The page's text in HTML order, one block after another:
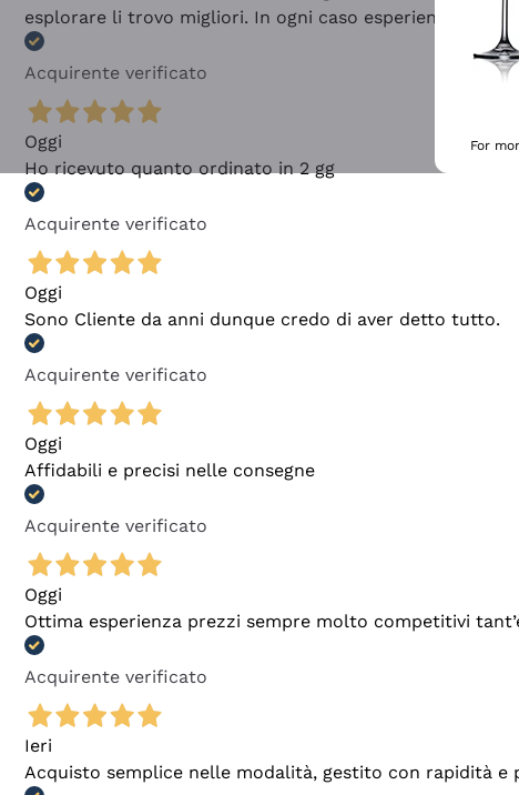
esplorare li trovo migliori. In ogni caso esperienza buona
Acquirente verificato
Oggi
Ho ricevuto quanto ordinato in 2 gg
Acquirente verificato
Oggi
Sono Cliente da anni dunque credo di aver detto tutto.
Acquirente verificato
Oggi
Affidabili e precisi nelle consegne
Acquirente verificato
Oggi
Ottima esperienza prezzi sempre molto competitivi
Acquirente verificato
Ieri
Acquisto semplice nelle modalità, gestito con rapidità e
For